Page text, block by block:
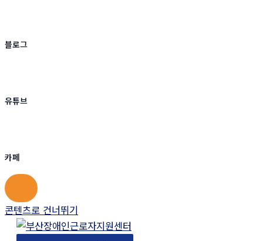
블로그
유튜브
카페
콘텐츠로 건너뛰기